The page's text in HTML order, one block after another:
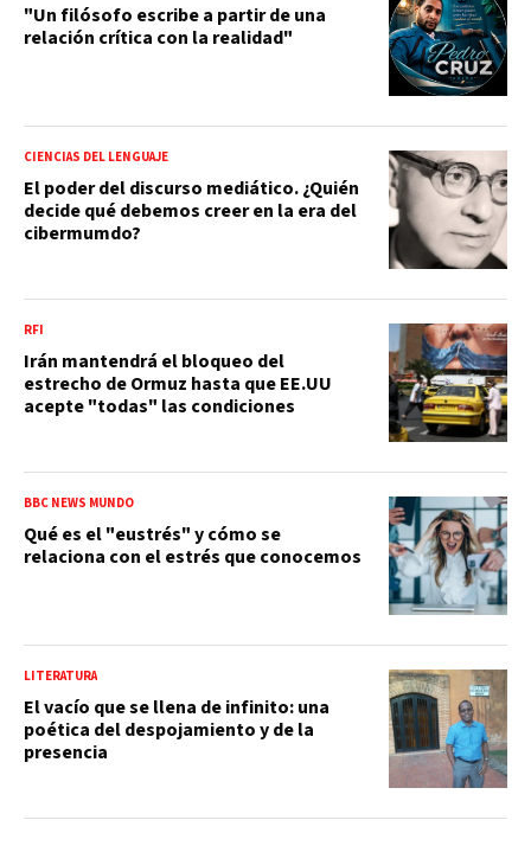
"Un filósofo escribe a partir de una
relación crítica con la realidad"
CIENCIAS DEL LENGUAJE
El poder del discurso mediático. ¿Quién
decide qué debemos creer en la era del
cibermumdo?
RFI
Irán mantendrá el bloqueo del
estrecho de Ormuz hasta que EE.UU
acepte "todas" las condiciones
BBC NEWS MUNDO
Qué es el "eustrés" y cómo se
relaciona con el estrés que conocemos
LITERATURA
El vacío que se llena de infinito: una
poética del despojamiento y de la
presencia